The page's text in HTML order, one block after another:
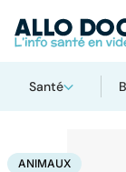
Santé
AccueilBien-être
ANIMAUX